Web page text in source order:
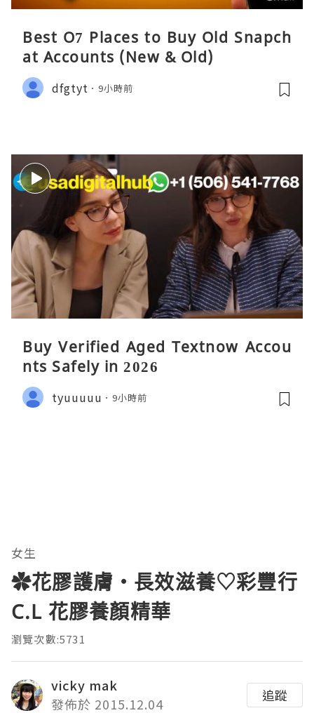
Best O7 Places to Buy Old Snapch
at Accounts (New & Old)
dfgtyt 9小時前
Buy Verified Aged Textnow Accou
nts Safely in 2026
tyuuuuu 9小時前
女生
✿花膠護膚‧長效滋養♡彩豐行
C.L 花膠養顏精華
瀏覽次數:5731
vicky mak
發佈於 2015.12.04
追蹤